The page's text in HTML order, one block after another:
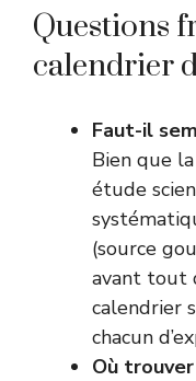
Questions
calendrier
Faut-il
Bien que
étude
(source
avant tout
calendrier
chacun
Où